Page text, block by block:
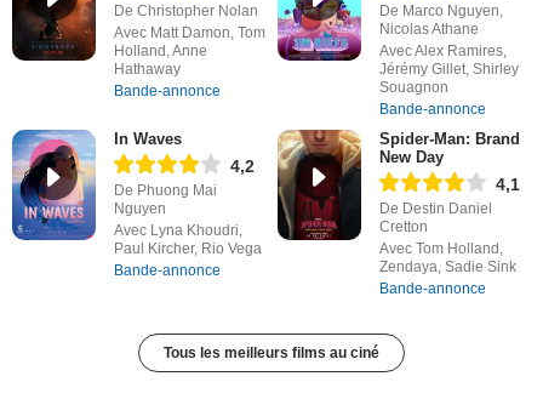
De Christopher Nolan
Avec Matt Damon, Tom
Holland, Anne
Hathaway
Bande-annonce
De Marco Nguyen,
Nicolas Athane
Avec Alex Ramires,
Jérémy Gillet, Shirley
Souagnon
Bande-annonce
In Waves
4,2
De Phuong Mai
Nguyen
Avec Lyna Khoudri,
Paul Kircher, Rio Vega
Bande-annonce
Spider-Man: Brand
New Day
4,1
De Destin Daniel
Cretton
Avec Tom Holland,
Zendaya, Sadie Sink
Bande-annonce
Tous les meilleurs films au ciné